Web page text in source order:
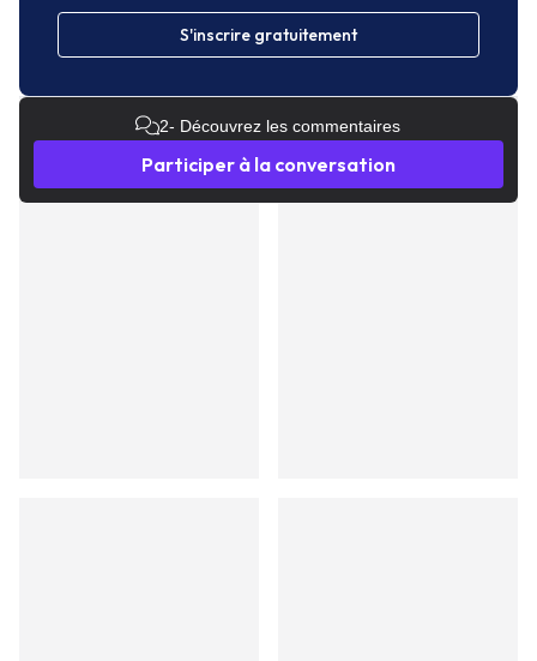
S'inscrire gratuitement
2- Découvrez les commentaires
Participer à la conversation